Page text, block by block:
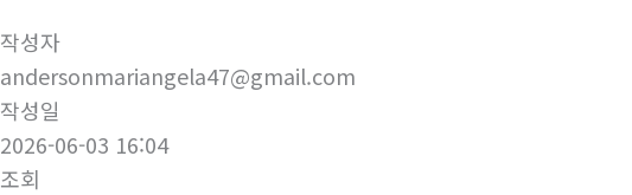
작성자
andersonmariangela47@gmail.com
작성일
2026-06-03 16:04
조회